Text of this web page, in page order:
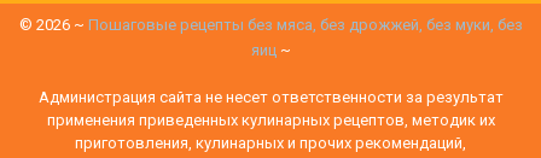
© 2026~ Пошаговые рецепты без мяса, без дрожжей, без муки, без
яиц ~
Администрация сайта не несет ответственности за результат
применения приведенных кулинарных рецептов, методик их
приготовления, кулинарных и прочих рекомендаций,